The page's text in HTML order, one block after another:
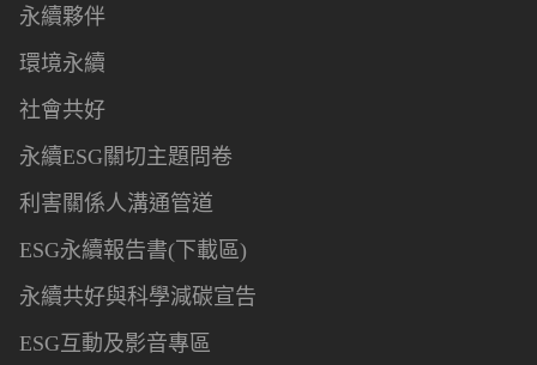
永續夥伴
環境永續
社會共好
永續ESG關切主題問卷
利害關係人溝通管道
ESG永續報告書(下載區)
永續共好與科學減碳宣告
ESG互動及影音專區